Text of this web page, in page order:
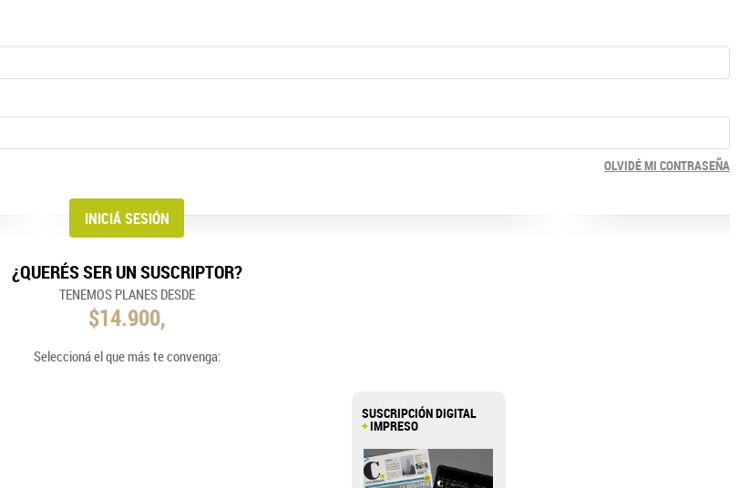
OLVIDÉ MI CONTRASEÑA
¿QUERÉS SER UN SUSCRIPTOR?
TENEMOS PLANES DESDE
$14.900,
Seleccioná el que más te convenga:
SUSCRIPCIÓN DIGITAL
+IMPRESO
>